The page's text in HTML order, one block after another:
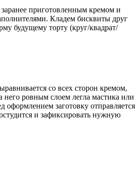
приготовленным кремом и
Кладем бисквиты друг
будущему торту (круг/квадрат/
со всех сторон кремом,
ровным слоем легла мастика или
оформлением заготовку отправляется
и зафиксировать нужную